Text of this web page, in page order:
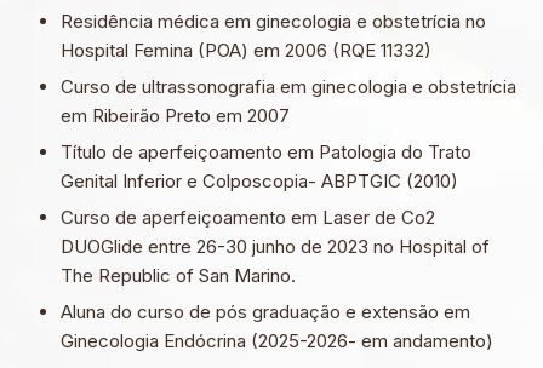
Residência médica em ginecologia e obstetrícia no
Hospital Femina (POA) em 2006 (RQE 11332)
Curso de ultrassonografia em ginecologia e obstetrícia
em Ribeirão Preto em 2007
Título de aperfeiçoamento em Patologia do Trato
Genital Inferior e Colposcopia- ABPTGIC (2010)
Curso de aperfeiçoamento em Laser de Co2
DUOGlide entre 26-30 junho de 2023 no Hospital of
The Republic of San Marino.
Aluna do curso de pós graduação e extensão em
Ginecologia Endócrina (2025-2026- em andamento)